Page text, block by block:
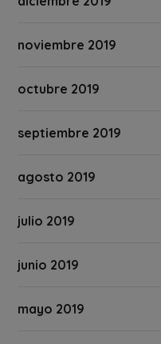
noviembre 2019
octubre 2019
septiembre 2019
agosto 2019
julio 2019
junio 2019
mayo 2019